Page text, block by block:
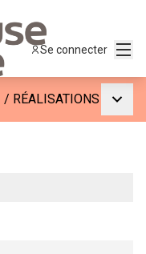
Se connecter
/ RÉALISATIONS